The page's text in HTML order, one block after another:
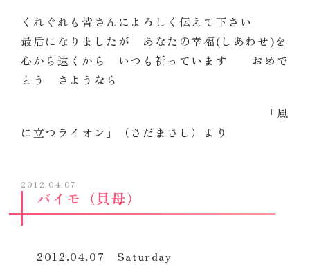
くれぐれも皆さんによろしく伝えて下さい
最后になりましたが あなたの幸福(しあわせ)を
心から遠くから いつも祈っています おめで
とう さようなら
「風
に立つライオン」（さだまさし）より
2012.04.07
バイモ（貝母）
2012.04.07 Saturday